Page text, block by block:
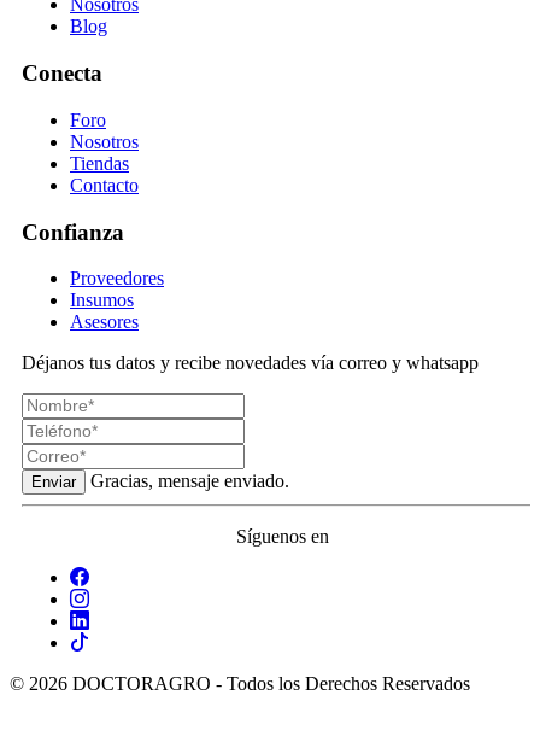
Nosotros
Blog
Conecta
Foro
Nosotros
Tiendas
Contacto
Confianza
Proveedores
Insumos
Asesores
Déjanos tus datos y recibe novedades vía correo y whatsapp
Enviar Gracias, mensaje enviado.
Síguenos en
© 2026 DOCTORAGRO - Todos los Derechos Reservados